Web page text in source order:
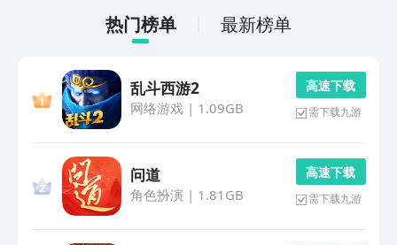
热门榜单 最新榜单
乱斗西游2
网络游戏| 1.09GB
高 速 下 载
需下载九游
问道
角色扮演 | 1.81GB
高 速 下 载
需下载九游